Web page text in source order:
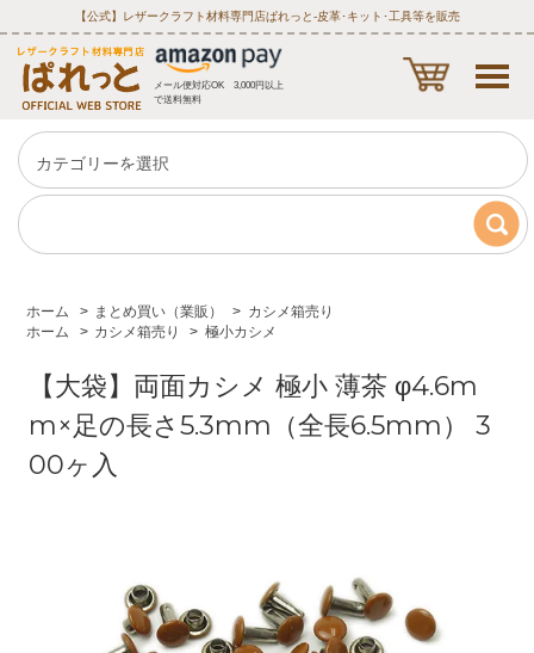
【公式】レザークラフト材料専門店ぱれっと‐皮革･キット･工具等を販売
メール便対応OK 3,000円以上
で送料無料
ホーム > まとめ買い（業販） > カシメ箱売り
ホーム
> カシメ箱売り > 極小カシメ
【大袋】両面カシメ 極小 薄茶 φ4.6m
m×足の長さ5.3mm（全長6.5mm） 3
00ヶ入